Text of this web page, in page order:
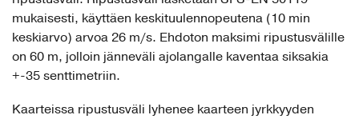
mukaisesti, käyttäen keskituulennopeutena (10 min
keskiarvo) arvoa 26 m/s. Ehdoton maksimi ripustusvälille
on 60 m, jolloin jänneväli ajolangalle kaventaa siksakia
+-35 senttimetriin.
Kaarteissa ripustusväli lyhenee kaarteen jyrkkyyden